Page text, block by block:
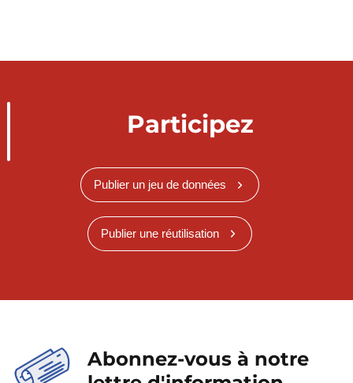
Participez
Publier un jeu de données
Publier une réutilisation
Abonnez-vous à notre